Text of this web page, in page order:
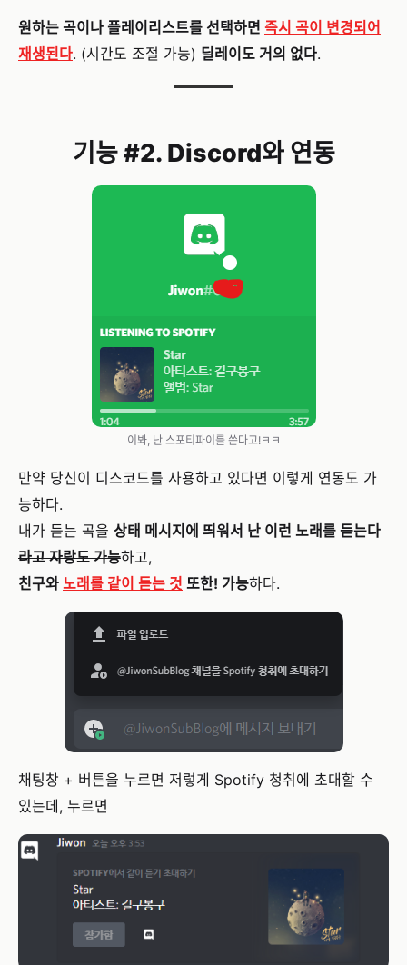
원하는 곡이나 플레이리스트를 선택하면 즉시 곡이 변경되어
재생된다. (시간도 조절 가능) 딜레이도 거의 없다.
기능 #2. Discord와 연동
이봐, 난 스포티파이를 쓴다고!ㅋㅋ
만약 당신이 디스코드를 사용하고 있다면 이렇게 연동도 가
능하다.
내가 듣는 곡을 상태 메시지에 띄워서 난 이런 노래를 듣는다
라고 자랑도 가능하고,
친구와 노래를 같이 듣는 것 또한! 가능하다.
채팅창 + 버튼을 누르면 저렇게 Spotify 청취에 초대할 수
있는데, 누르면